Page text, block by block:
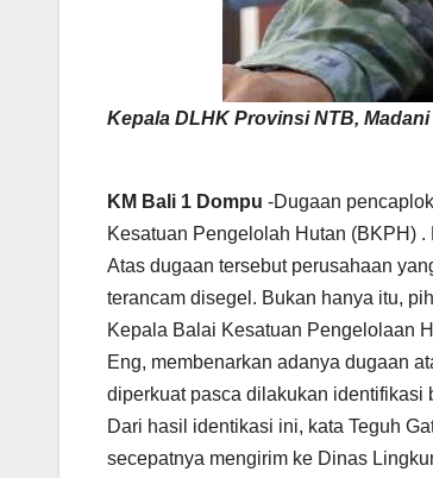
Kepala DLHK Provinsi NTB, Madani
KM Bali 1 Dompu -Dugaan
Kesatuan Pengelolah Hutan (BKPH)
Atas dugaan tersebut perusahaan
terancam disegel. Bukan hanya itu,
Kepala Balai Kesatuan Pengelolaan
Eng, membenarkan adanya dugaan
diperkuat pasca dilakukan identifikasi
Dari hasil identikasi ini, kata Teguh
secepatnya mengirim ke Dinas